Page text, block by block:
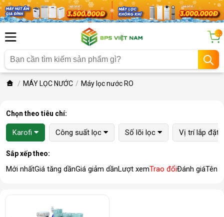
...
MÁY LỌC NƯỚC Máy lọc nước RO
Chọn theo tiêu chí:
Karofi Công suất lọc Số lõi lọc Vị trí lắp đặt
Sắp xếp theo:
Mới nhấtGiá tăng dầnGiá giảm dầnLượt xemTrao đổiĐánh giáTên